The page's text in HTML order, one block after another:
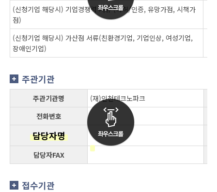
(신청기업 해당시) 기업경쟁력 서류 (특허/인증, 유망가점, 시책가
점)
(신청기업 해당시) 가산점 서류(친환경기업, 기업인상, 여성기업,
장애인기업)
주관기관
주관기관명
(재)인천테크노파크
전화번호
담당자명
담당자FAX
접수기관